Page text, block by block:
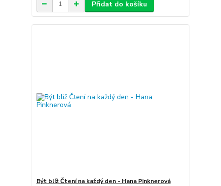
Přidat do košíku
Být blíž Čtení na každý den - Hana Pinknerová